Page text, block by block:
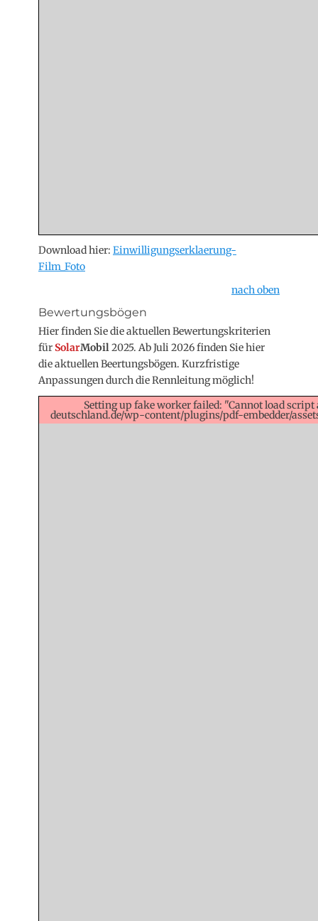
Download hier: Einwilligungserklaerung-
Film_Foto
nach oben
Bewertungsbögen
Hier finden Sie die aktuellen Bewertungskriterien
fürSolarMobil2025. Ab Juli 2026 finden Sie hier
die aktuellen Beertungsbögen. Kurzfristige
Anpassungen durch die Rennleitung möglich!
Setting up fake worker failed: "Cannot load
deutschland.de/wp-content/plugins/pdf-embedder/